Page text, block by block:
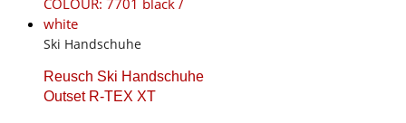
product
Ski Handschuhe
Reusch Ski Handschuhe
Outset R-TEX XT